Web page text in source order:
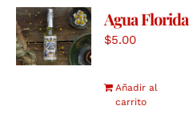
Agua Florida
$5.00
Añadir al
carrito